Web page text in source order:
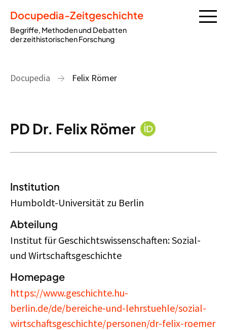
Docupedia-Zeitgeschichte
Begriffe, Methoden und Debatten
der zeithistorischen Forschung
Docupedia Felix Römer
PD Dr. Felix Römer
Institution
Humboldt-Universität zu Berlin
Abteilung
Institut für Geschichtswissenschaften: Sozial-
und Wirtschaftsgeschichte
Homepage
https://www.geschichte.hu-
berlin.de/de/bereiche-und-lehrstuehle/sozial-
wirtschaftsgeschichte/personen/dr-felix-roemer